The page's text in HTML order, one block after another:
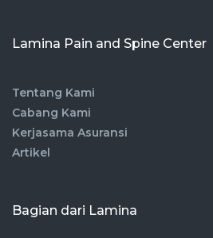
Lamina Pain and Spine Center
Tentang Kami
Cabang Kami
Kerjasama Asuransi
Artikel
Bagian dari Lamina